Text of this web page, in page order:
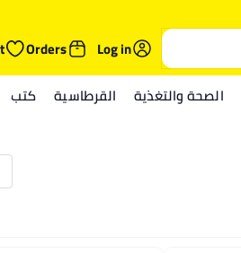
Log in
Orders
الصحة والتغذية القرطاسية كتب